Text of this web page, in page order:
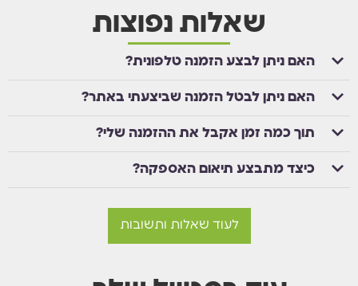
שאלות נפוצות
האם ניתן לבצע הזמנה טלפונית?
האם ניתן לבטל הזמנה שביצעתי באתר?
תוך כמה זמן אקבל את ההזמנה שלי?
כיצד מתבצע תיאום האספקה?
לעוד שאלות ותשובות